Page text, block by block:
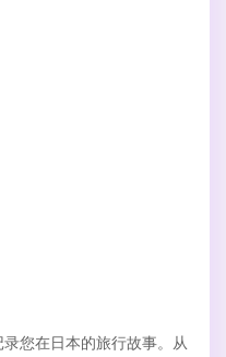
您在日本的旅行故事。从